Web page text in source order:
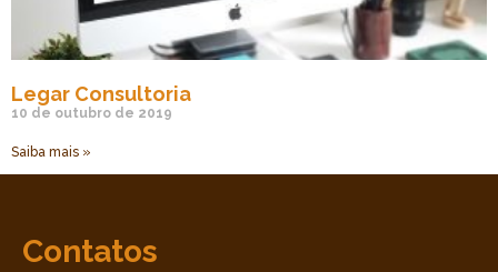
Legar Consultoria
10 de outubro de 2019
Saiba mais »
Contatos